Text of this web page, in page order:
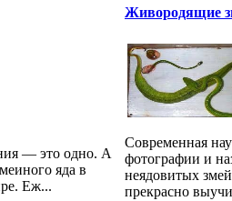
— это одно. А
яда в
Еж...
Живородящие
Современная
фотографии и
неядовитых
прекрасно